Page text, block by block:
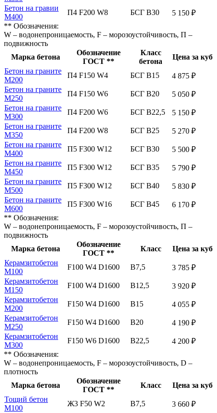
Бетон на гравии
М400
П4 F200 W8 БСГ В30
5 150 ₽
** Обозначения:
W – водонепроницаемость, F – морозоустойчивость, П –
подвижность
Марка бетона
Обозначение
ГОСТ **
Класс
бетона
Цена за куб
Бетон на граните
М200
П4 F150 W4 БСГ В15
4 875 ₽
Бетон на граните
М250
П4 F150 W6 БСГ В20
5 050 ₽
Бетон на граните
М300
П4 F200 W6 БСГ В22,5
5 150 ₽
Бетон на граните
М350
П4 F200 W8 БСГ В25
5 270 ₽
Бетон на граните
М400
П5 F300 W12 БСГ В30
5 500 ₽
Бетон на граните
М450
П5 F300 W12 БСГ В35
5 790 ₽
Бетон на граните
М500
П5 F300 W12 БСГ В40
5 830 ₽
Бетон на граните
М600
П5 F300 W16 БСГ В45
6 170 ₽
** Обозначения:
W – водонепроницаемость, F – морозоустойчивость, П –
подвижность
Марка бетона
Обозначение
ГОСТ **
Класс
Цена за куб
Керамзитобетон
М100
F100 W4 D1600 В7,5
3 785 ₽
Керамзитобетон
М150
F100 W4 D1600 В12,5
3 920 ₽
Керамзитобетон
М200
F150 W4 D1600 В15
4 055 ₽
Керамзитобетон
М250
F150 W4 D1600 В20
4 190 ₽
Керамзитобетон
М300
F150 W6 D1600 В22,5
4 200 ₽
** Обозначения:
W – водонепроницаемость, F – морозоустойчивость, D –
плотность
Марка бетона
Обозначение
ГОСТ **
Класс
Цена за куб
Тощий бетон
М100
Ж3 F50 W2 В7,5
3 660 ₽